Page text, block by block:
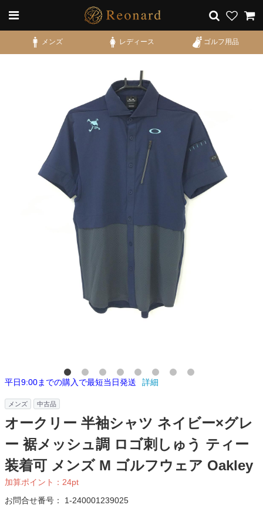
メンズ レディース ゴルフ用品
平日9:00までの購入で最短当日発送 詳細
メンズ 中古品
オークリー 半袖シャツ ネイビー×グレ
ー 裾メッシュ調 ロゴ刺しゅう ティー
装着可 メンズ M ゴルフウェア Oakley
加算ポイント： 24pt
お問合せ番号： 1-240001239025